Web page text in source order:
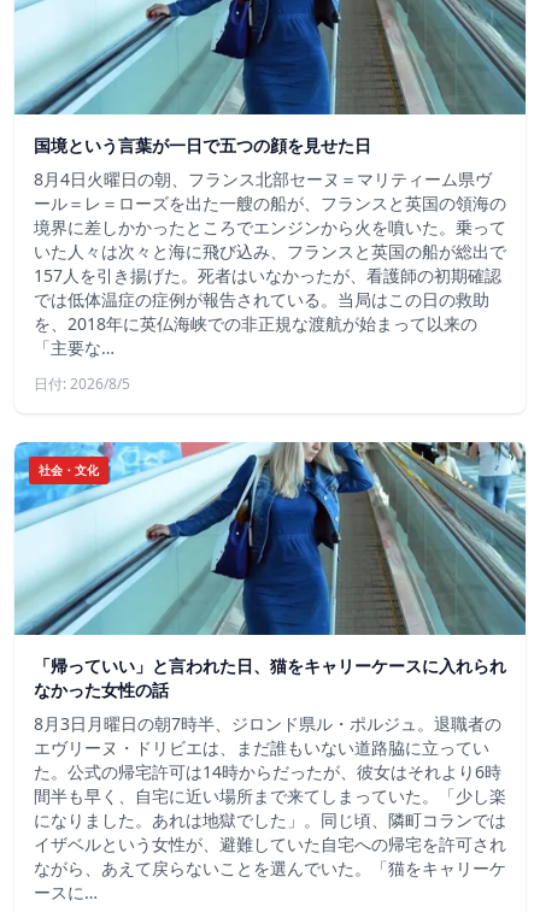
国境という言葉が一日で五つの顔を見せた日
8月4日火曜日の朝、フランス北部セーヌ＝マリティーム県ヴ
ール＝レ＝ローズを出た一艘の船が、フランスと英国の領海の
境界に差しかかったところでエンジンから火を噴いた。乗って
いた人々は次々と海に飛び込み、フランスと英国の船が総出で
157人を引き揚げた。死者はいなかったが、看護師の初期確認
では低体温症の症例が報告されている。当局はこの日の救助
を、2018年に英仏海峡での非正規な渡航が始まって以来の
「主要な…
日付: 2026/8/5
社会・文化
「帰っていい」と言われた日、猫をキャリーケースに入れられ
なかった女性の話
8月3日月曜日の朝7時半、ジロンド県ル・ポルジュ。退職者の
エヴリーヌ・ドリビエは、まだ誰もいない道路脇に立ってい
た。公式の帰宅許可は14時からだったが、彼女はそれより6時
間半も早く、自宅に近い場所まで来てしまっていた。「少し楽
になりました。あれは地獄でした」。同じ頃、隣町コランでは
イザベルという女性が、避難していた自宅への帰宅を許可され
ながら、あえて戻らないことを選んでいた。「猫をキャリーケ
ースに…